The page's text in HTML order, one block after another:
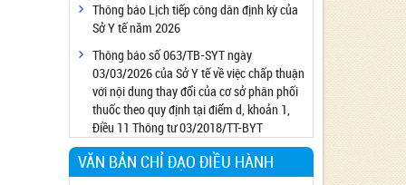
Cơ sở thẩm mỹ đủ điều kiện hoạt động
Thông báo Lịch tiếp công dân định kỳ của
Sở Y tế năm 2026
Thông báo số 063/TB-SYT ngày
03/03/2026 của Sở Y tế về việc chấp thuận
với nội dung thay đổi của cơ sở phân phối
thuốc theo quy định tại điểm d, khoản 1,
Điều 11 Thông tư 03/2018/TT-BYT
VĂN BẢN CHỈ ĐẠO ĐIỀU HÀNH